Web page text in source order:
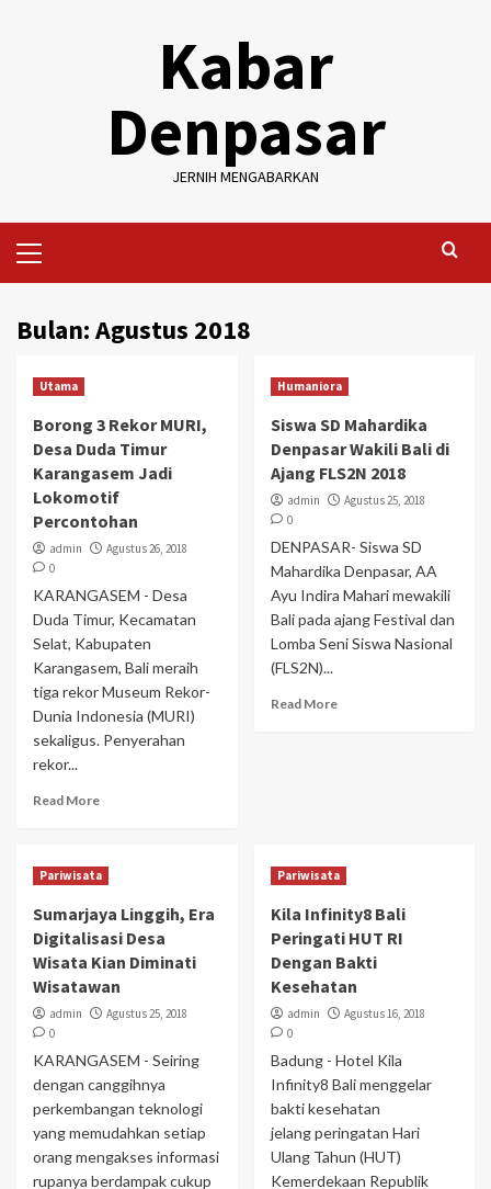
Kabar
Denpasar
JERNIH MENGABARKAN
Menu
Bulan:Agustus 2018
Utama
Borong 3 Rekor MURI,
Desa Duda Timur
Karangasem Jadi
Lokomotif
Percontohan
admin
Agustus 26, 2018
0
KARANGASEM - Desa
Duda Timur, Kecamatan
Selat, Kabupaten
Karangasem, Bali meraih
tiga rekor Museum Rekor-
Dunia Indonesia (MURI)
sekaligus. Penyerahan
rekor...
Read More
Humaniora
Siswa SD Mahardika
Denpasar Wakili Bali di
Ajang FLS2N 2018
admin
Agustus 25, 2018
0
DENPASAR- Siswa SD
Mahardika Denpasar, AA
Ayu Indira Mahari mewakili
Bali pada ajang Festival dan
Lomba Seni Siswa Nasional
(FLS2N)...
Read More
Pariwisata
Sumarjaya Linggih, Era
Digitalisasi Desa
Wisata Kian Diminati
Wisatawan
admin
Agustus 25, 2018
0
KARANGASEM - Seiring
dengan canggihnya
perkembangan teknologi
yang memudahkan setiap
orang mengakses informasi
rupanya berdampak cukup
Pariwisata
Kila Infinity8 Bali
Peringati HUT RI
Dengan Bakti
Kesehatan
admin
Agustus 16, 2018
0
Badung - Hotel Kila
Infinity8 Bali menggelar
bakti kesehatan
jelang peringatan Hari
Ulang Tahun (HUT)
Kemerdekaan Republik